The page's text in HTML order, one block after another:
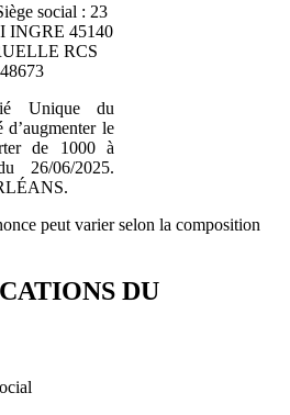
social : 23
45140
RCS
Unique du
le
de 1000 à
26/06/2025.
peut varier selon la composition
DU